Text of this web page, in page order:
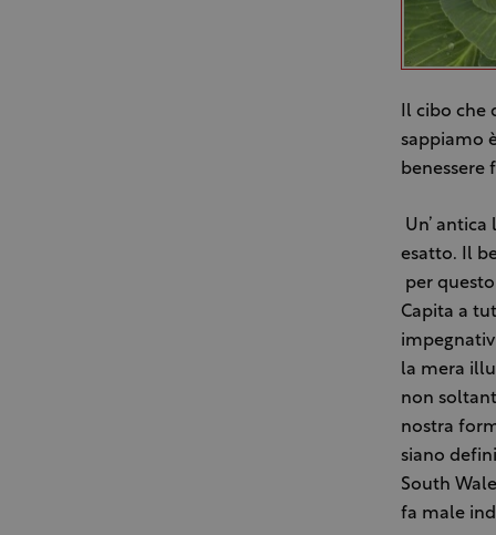
Il cibo
sappiamo
benessere
Un’
esatto. Il
per
Capita a
la mera
non
nostra
siano
South
fa male